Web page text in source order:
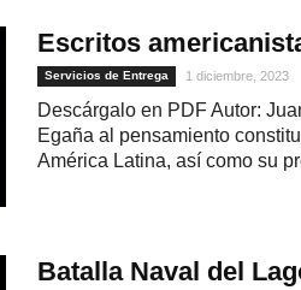
Escritos
Servicios de Entrega 1 diciembre, 2023
Descárgalo en PDF Autor:
Egaña al pensamiento
América Latina, así como su
Batalla Naval del